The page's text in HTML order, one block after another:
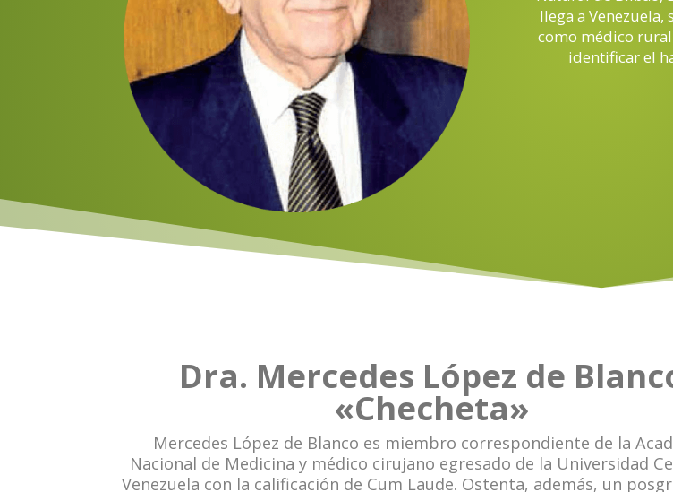
llega a
como médico rural
identificar el
Dra. Mercedes López de
«Checheta»
Mercedes López de Blanco es miembro correspondiente de la
Nacional de Medicina y médico cirujano egresado de la Universidad
Venezuela con la calificación de Cum Laude. Ostenta, además, un